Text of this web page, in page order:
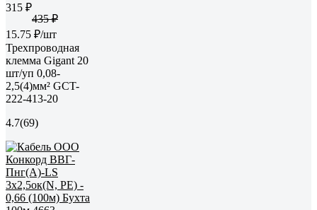
315 ₽
435 ₽
15.75 ₽/шт
Трехпроводная
клемма Gigant 20
шт/уп 0,08-
2,5(4)мм² GCT-
222-413-20
4.7(69)